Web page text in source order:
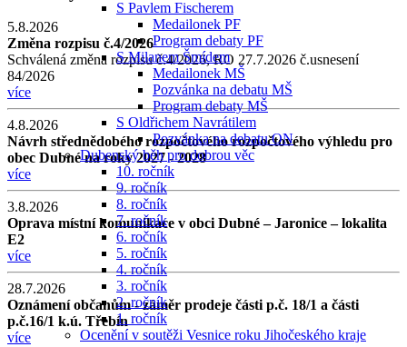
S Pavlem Fischerem
Medailonek PF
Program debaty PF
S Milanem Šmídem
Medailonek MŠ
Pozvánka na debatu MŠ
Program debaty MŠ
S Oldřichem Navrátilem
Pozvánka na debatu ON
Dubenský běh pro dobrou věc
10. ročník
9. ročník
8. ročník
7. ročník
6. ročník
5. ročník
4. ročník
3. ročník
2. ročník
1. ročník
Ocenění v soutěži Vesnice roku Jihočeského kraje
5.8.2026
Změna rozpisu č.4/2026
Schválená změna rozpisu č.4/2026, RO 27.7.2026 č.usnesení
84/2026
více
4.8.2026
Návrh střednědobého rozpočtového rozpočtového výhledu pro
obec Dubné na roky 2027 - 2028
více
3.8.2026
Oprava místní komunikace v obci Dubné – Jaronice – lokalita
E2
více
28.7.2026
Oznámení občanům - záměr prodeje části p.č. 18/1 a části
p.č.16/1 k.ú. Třebín
více